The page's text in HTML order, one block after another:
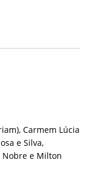
Carmem Lúcia
e Silva,
Nobre e Milton